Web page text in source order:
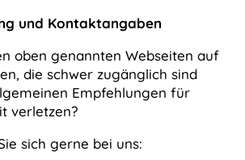
und Kontaktangaben
oben genannten Webseiten auf
die schwer zugänglich sind
Empfehlungen für
verletzen?
sich gerne bei uns: